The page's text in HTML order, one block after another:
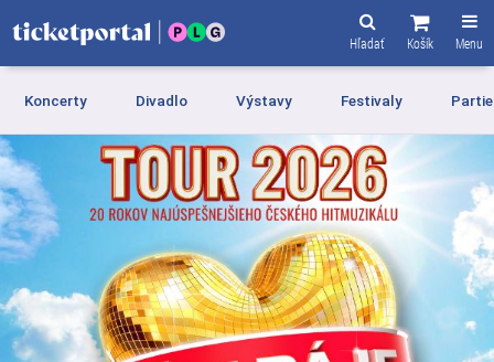
Menu
Košík
Hľadať
Koncerty Divadlo Výstavy Festivaly